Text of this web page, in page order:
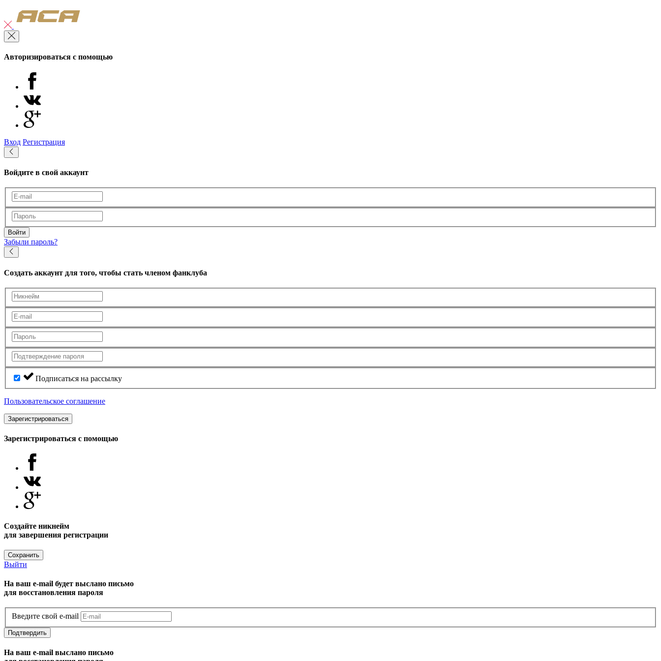
Авторизироваться с помощью
Вход Регистрация
Войдите в свой аккаунт
Войти
Забыли пароль?
Создать аккаунт для того, чтобы стать членом фанклуба
Подписаться на рассылку
Пользовательское соглашение
Зарегистрироваться
Зарегистрироваться с помощью
Создайте никнейм
для завершения регистрации
Сохранить
Выйти
На ваш e-mail будет выслано письмо
для восстановления пароля
Введите свой e-mail
Подтвердить
На ваш e-mail выслано письмо